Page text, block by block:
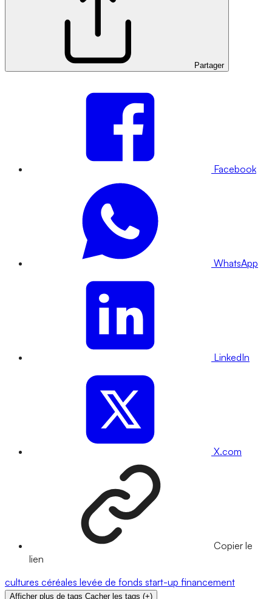
Partager
Facebook
WhatsApp
LinkedIn
X.com
Copier le
lien
cultures céréales levée de fonds start-up financement
Afficher plus de tags Cacher les tags (+)